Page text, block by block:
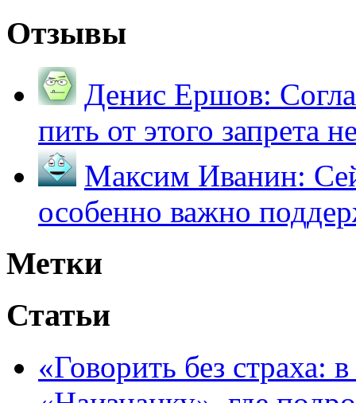
Отзывы
Денис Ершов:
пить от этого запрета
Максим Иванин:
особенно важно
Метки
Статьи
«Говорить без страха: